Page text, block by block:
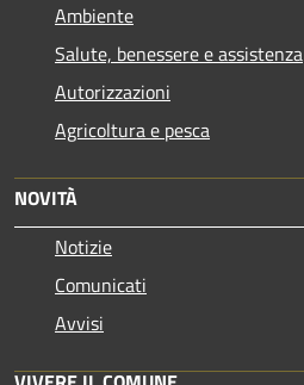
Ambiente
Salute, benessere e assistenza
Autorizzazioni
Agricoltura e pesca
NOVITÀ
Notizie
Comunicati
Avvisi